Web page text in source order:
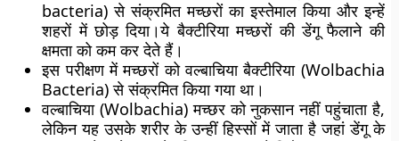
bacteria) से संक्रमित मच्छरों का इस्तेमाल किया और इन्हें
शहरों में छोड़ दिया।ये बैक्टीरिया मच्छरों की डेंगू फैलाने की
क्षमता को कम कर देते हैं।
इस परीक्षण में मच्छरों को वल्बाचिया बैक्टीरिया (Wolbachia
Bacteria) से संक्रमित किया गया था।
वल्बाचिया (Wolbachia) मच्छर को नुकसान नहीं पहुंचाता है,
लेकिन यह उसके शरीर के उन्हीं हिस्सों में जाता है जहां डेंगू के